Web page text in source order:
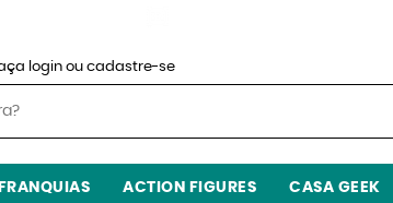
login ou cadastre-se
FRANQUIAS ACTION FIGURES CASA GEEK